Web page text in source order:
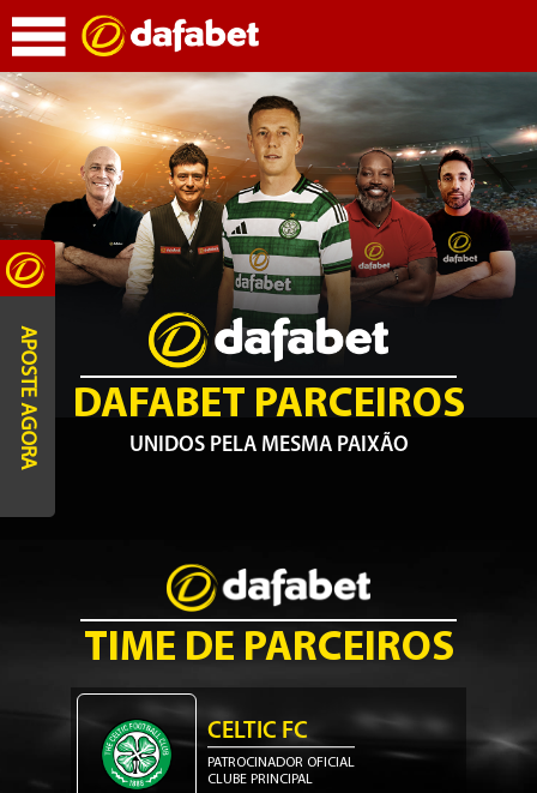
DAFABET PARCEIROS
UNIDOS PELA MESMA PAIXÃO
TIME DE PARCEIROS
CELTIC FC
PATROCINADOR OFICIAL
CLUBE PRINCIPAL
APOSTE AGORA